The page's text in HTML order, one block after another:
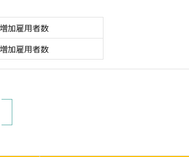
加雇用者数
加雇用者数